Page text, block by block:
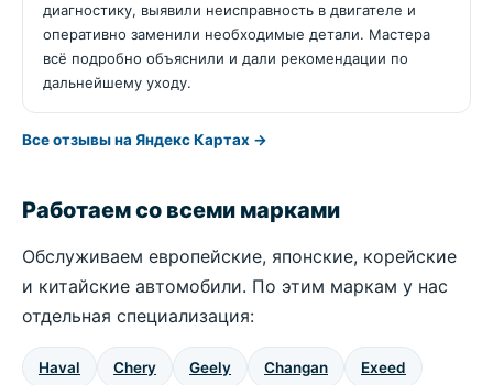
диагностику, выявили неисправность в двигателе и
оперативно заменили необходимые детали. Мастера
всё подробно объяснили и дали рекомендации по
дальнейшему уходу.
Все отзывы на Яндекс Картах →
Работаем со всеми марками
Обслуживаем европейские, японские, корейские
и китайские автомобили. По этим маркам у нас
отдельная специализация:
Haval Chery Geely Changan Exeed